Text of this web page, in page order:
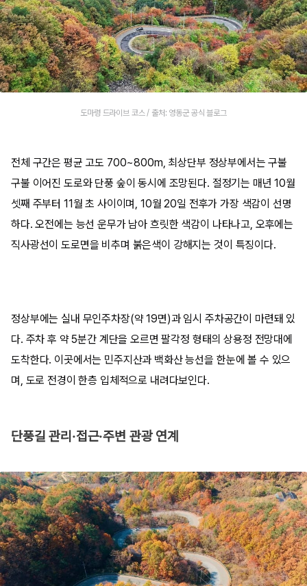
도마령 드라이브 코스 / 출처: 영동군 공식 블로그
전체 구간은 평균 고도 700~800m, 최상단부 정상부에서는 구불
구불 이어진 도로와 단풍 숲이 동시에 조망된다. 절정기는 매년 10월
셋째 주부터 11월 초 사이이며, 10월 20일 전후가 가장 색감이 선명
하다. 오전에는 능선 운무가 남아 흐릿한 색감이 나타나고, 오후에는
직사광선이 도로면을 비추며 붉은색이 강해지는 것이 특징이다.
정상부에는 실내 무인주차장(약 19면)과 임시 주차공간이 마련돼 있
다. 주차 후 약 5분간 계단을 오르면 팔각정 형태의 상용정 전망대에
도착한다. 이곳에서는 민주지산과 백화산 능선을 한눈에 볼 수 있으
며, 도로 전경이 한층 입체적으로 내려다보인다.
단풍길 관리·접근·주변 관광 연계